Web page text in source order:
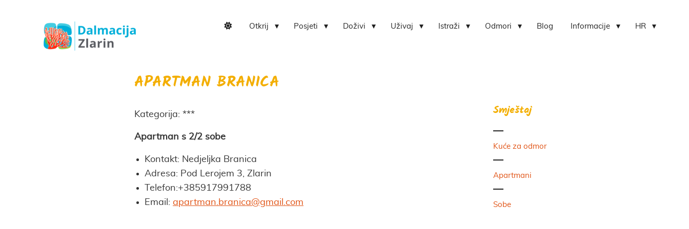
Otkrij Posjeti Doživi Uživaj Istraži Odmori Blog Informacije HR
APARTMAN BRANICA
Kategorija: ***
Apartman s 2/2 sobe
Kontakt: Nedjeljka Branica
Adresa: Pod Lerojem 3, Zlarin
Telefon:+385917991788
Email: apartman.branica@gmail.com
Smještaj
Kuće za odmor
Apartmani
Sobe